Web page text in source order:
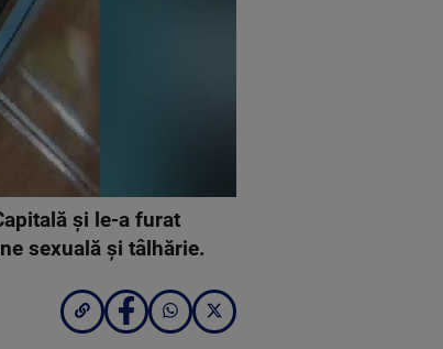
şi le-a furat
sexuală şi tâlhărie.